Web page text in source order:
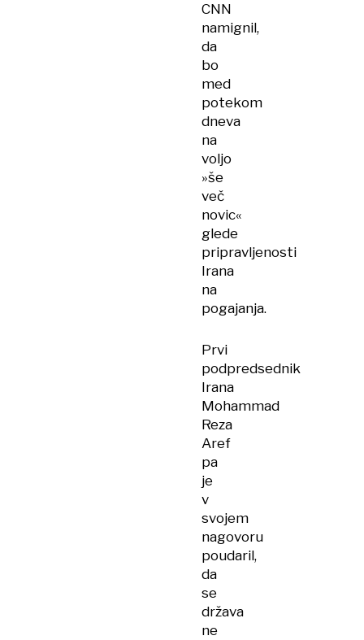
CNN
namignil,
da
bo
med
potekom
dneva
na
voljo
»še
več
novic«
glede
pripravljenosti
Irana
na
pogajanja.
Prvi
podpredsednik
Irana
Mohammad
Reza
Aref
pa
je
v
svojem
nagovoru
poudaril,
da
se
država
ne